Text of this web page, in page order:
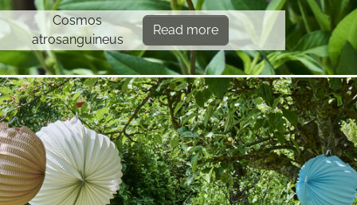
Cosmos
atrosanguineus
Read more